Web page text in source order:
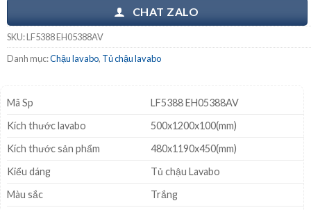
CHAT ZALO
SKU:LF5388 EH05388AV
Danh mục:Chậu lavabo, Tủ chậu lavabo
Mã Sp
LF5388 EH05388AV
Kích thước lavabo
500x1200x100(mm)
Kích thước sản phẩm
480x1190x450(mm)
Kiểu dáng
Tủ chậu Lavabo
Màu sắc
Trắng